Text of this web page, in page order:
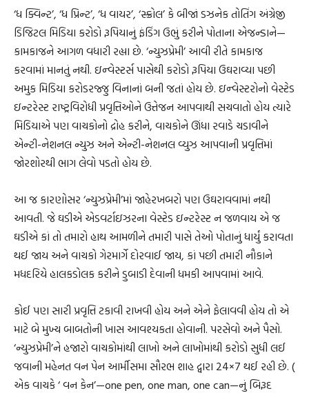
‘ધ ક્વિન્ટ’, ‘ધ પ્રિન્ટ’, ‘ધ વાયર’, ‘સ્ક્રોલ’ કે બીજાં ડઝનેક તોતિંગ અંગ્રેજી
ડિજિટલ મિડિયા કરોડો રૂપિયાનું ફંડિંગ ઉભું કરીને પોતાના એજન્ડાને—
કામકાજને આગળ વધારી રહ્યા છે. ‘ન્યુઝપ્રેમી’ આવી રીતે કામકાજ
કરવામાં માનતું નથી. ઇન્વેસ્ટર્સ પાસેથી કરોડો રૂપિયા ઉઘરાવ્યા પછી
અમુક મિડિયા કરોડરજ્જુ વિનાનાં બની જતાં હોય છે. ઇન્વેસ્ટરોનો વેસ્ટેડ
ઇન્ટરેસ્ટ રાષ્ટ્રવિરોધી પ્રવૃત્તિઓને ઉત્તેજન આપવાથી સચવાતો હોય ત્યારે
મિડિયાએ પણ વાચકોનો દ્રોહ કરીને, વાચકોને ઊંધા રવાડે ચડાવીને
એન્ટી-નેશનલ ન્યુઝ અને એન્ટી-નેશનલ વ્યુઝ આપવાની પ્રવૃત્તિમાં
જોરશોરથી ભાગ લેવો પડતો હોય છે.
આ જ કારણોસર ‘ન્યુઝપ્રેમી’માં જાહેરખબરો પણ ઉઘરાવવામાં નથી
આવતી. જે ઘડીએ એડવર્ટાઇઝરના વેસ્ટેડ ઇન્ટરેસ્ટ ન જળવાય એ જ
ઘડીએ કાં તો તમારો હાથ આમળીને તમારી પાસે તેઓ પોતાનું ધાર્યું કરાવતા
થઈ જાય અને વાચકો ગેરમાર્ગે દોરવાઈ જાય, કાં પછી તમારી નૌકાને
મધદરિયે હાલકડોલક કરીને ડુબાડી દેવાની ધમકી આપવામાં આવે.
કોઈ પણ સારી પ્રવૃત્તિ ટકાવી રાખવી હોય અને એને ફેલાવવી હોય તો એ
માટે બે મુખ્ય બાબતોની ખાસ આવશ્યકતા હોવાની. પરસેવો અને પૈસો.
‘ન્યુઝપ્રેમી’ને હજારો વાચકોમાંથી લાખો અને લાખોમાંથી કરોડો સુધી લઈ
જવાની મહેનત વન પેન આર્મીસમા સૌરભ શાહ દ્વારા 24×7 થઈ રહી છે. (
એક વાચકે ‘ વન કેન’—one pen, one man, one can—નું બિરૂદ